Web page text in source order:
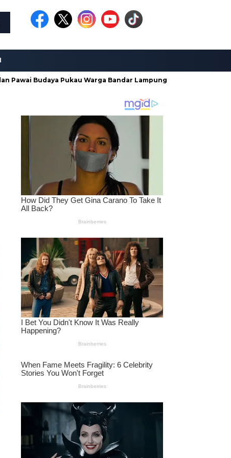
Pukau Warga Bandar Lampung Gurita Pengadaan E-